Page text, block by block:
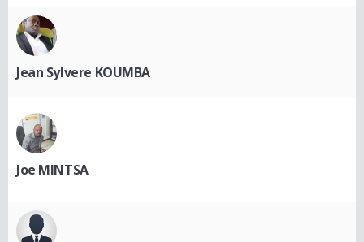
Jean Sylvere KOUMBA
Joe MINTSA